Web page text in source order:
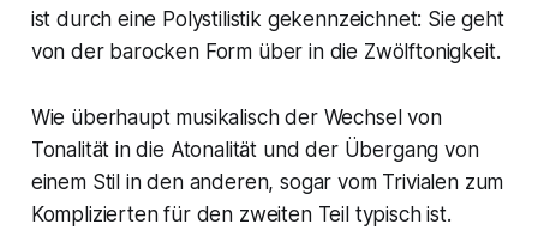
ist durch eine Polystilistik gekennzeichnet: Sie geht
von der barocken Form über in die Zwölftonigkeit.
Wie überhaupt musikalisch der Wechsel von
Tonalität in die Atonalität und der Übergang von
einem Stil in den anderen, sogar vom Trivialen zum
Komplizierten für den zweiten Teil typisch ist.